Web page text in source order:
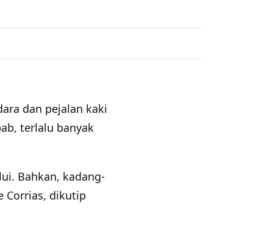
dan pejalan kaki
terlalu banyak
Bahkan, kadang-
Corrias, dikutip